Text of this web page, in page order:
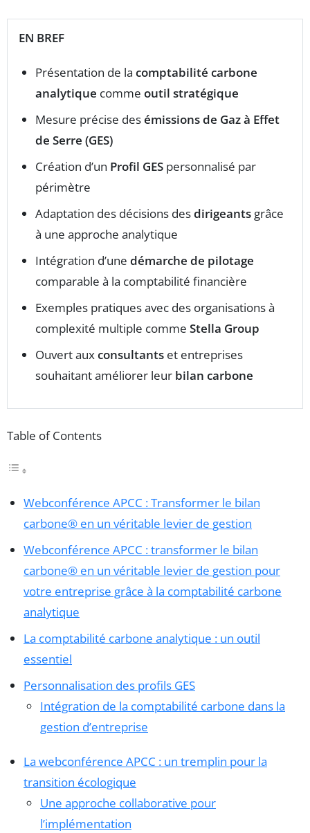
EN BREF
Présentation de la comptabilité carbone
analytique comme outil stratégique
Mesure précise desémissions de Gaz à Effet
de Serre (GES)
Création d’un Profil GES personnalisé par
périmètre
Adaptation des décisions desdirigeants grâce
à une approche analytique
Intégration d’une démarche de pilotage
comparable à la comptabilité financière
Exemples pratiques avec des organisations à
complexité multiple comme Stella Group
Ouvert auxconsultants et entreprises
souhaitant améliorer leur bilan carbone
Table of Contents
Webconférence APCC : Transformer le bilan
carbone® en un véritable levier de gestion
Webconférence APCC : transformer le bilan
carbone® en un véritable levier de gestion pour
votre entreprise grâce à la comptabilité carbone
analytique
La comptabilité carbone analytique : un outil
essentiel
Personnalisation des profils GES
Intégration de la comptabilité carbone dans la
gestion d’entreprise
La webconférence APCC : un tremplin pour la
transition écologique
Une approche collaborative pour
l’implémentation